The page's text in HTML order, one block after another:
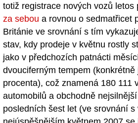
totiž registrace nových vozů letos
za sebou a rovnou o sedmatřicet
Británie ve srovnání s tím
stav, kdy prodeje v květnu rostly
jako v předchozích patnácti
dvouciferným tempem (konkrétně
procenta), což znamená 180 111
automobilů a obchodně
posledních šest let (ve srovnání s